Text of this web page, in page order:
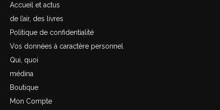
Accueil et actus
de l’air, des livres
Politique de confidentialité
Vos données à caractère personnel
Qui, quoi
médina
Boutique
Mon Compte